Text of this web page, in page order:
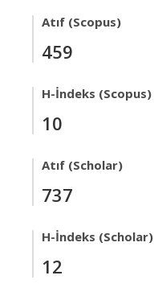
Atıf (Scopus)
459
H-İndeks (Scopus)
10
Atıf (Scholar)
737
H-İndeks (Scholar)
12